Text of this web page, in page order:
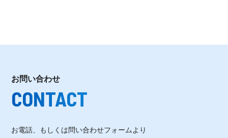
お問い合わせ
CONTACT
お電話、もしくは問い合わせフォームより